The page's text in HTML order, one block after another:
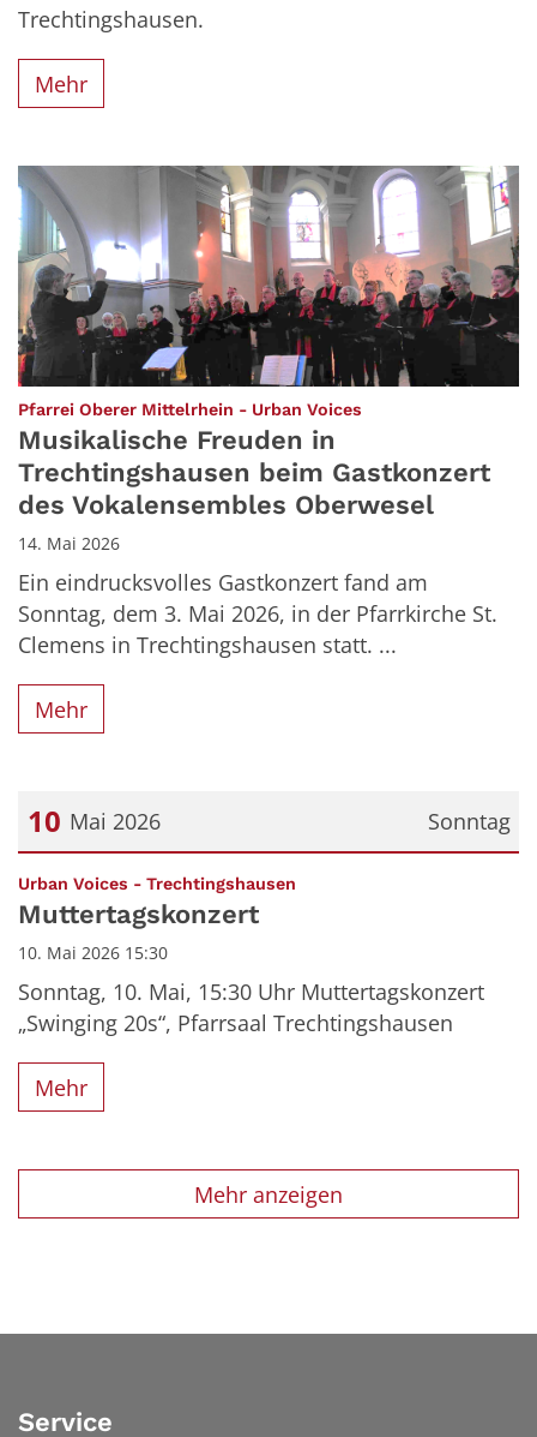
Trechtingshausen.
Mehr
Pfarrei Oberer Mittelrhein - Urban Voices
Musikalische Freuden in
Trechtingshausen beim Gastkonzert
des Vokalensembles Oberwesel
14. Mai 2026
Ein eindrucksvolles Gastkonzert fand am
Sonntag, dem 3. Mai 2026, in der Pfarrkirche St.
Clemens in Trechtingshausen statt. ...
Mehr
Sonntag
10 Mai 2026
Datum: 10. Mai 2026
Urban Voices - Trechtingshausen
Muttertagskonzert
10. Mai 2026 15:30
Sonntag, 10. Mai, 15:30 Uhr Muttertagskonzert
„Swinging 20s“, Pfarrsaal Trechtingshausen
Mehr
Mehr anzeigen
Service